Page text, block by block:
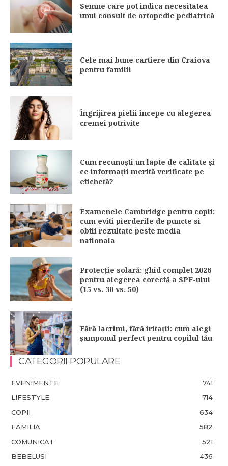
Semne care pot indica necesitatea
unui consult de ortopedie pediatrică
Cele mai bune cartiere din Craiova
pentru familii
Îngrijirea pielii începe cu alegerea
cremei potrivite
Cum recunoști un lapte de calitate și
ce informații merită verificate pe
etichetă?
Examenele Cambridge pentru copii:
cum eviti pierderile de puncte si
obtii rezultate peste media
nationala
Protecție solară: ghid complet 2026
pentru alegerea corectă a SPF-ului
(15 vs. 30 vs. 50)
Fără lacrimi, fără iritații: cum alegi
șamponul perfect pentru copilul tău
CATEGORII POPULARE
EVENIMENTE
741
LIFESTYLE
714
COPII
634
FAMILIA
582
COMUNICAT
521
BEBELUSI
436